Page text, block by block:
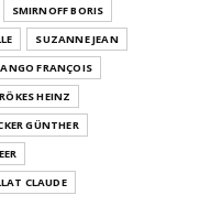
SMIRNOFF BORIS
SUZANNE JEAN
FRANÇOIS
HEINZ
GÜNTHER
CLAUDE